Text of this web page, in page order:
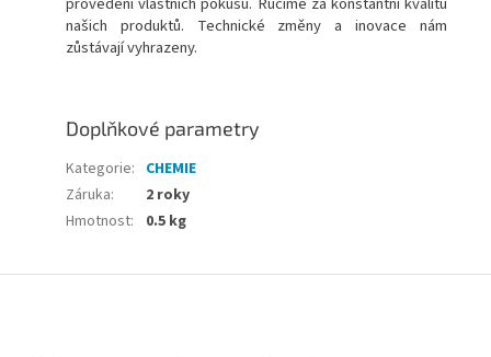
našich produktů. Technické změny a inovace nám
zůstávají vyhrazeny.
Doplňkové parametry
Kategorie: CHEMIE
Záruka:
2 roky
Hmotnost: 0.5 kg